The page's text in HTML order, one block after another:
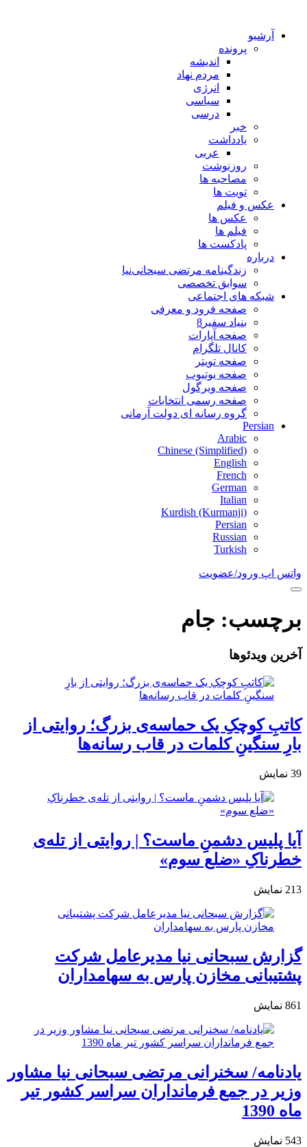
آرشیو
پرونده
اندیشه
مردم نهاد
انرژی
سیاسی
درسی
خبر
یادداشت
عربی
روزنوشت
مصاحبه ها
تویت ها
عکس و فیلم
عکس ها
فیلم ها
پادکست ها
درباره
زندگینامه مرتضی سبحانی‌نیا
سوابق تخصصی
شبکه های اجتماعی
صفحه فرود و معرفی
بنیاد سفیر8
صفحه آپارات
کانال تلگرام
صفحه تویتر
صفحه یوتیوب
صفحه ویرگول
صفحه رسمی انتخابات
گروه رسانه ای دولت آرمانی
Persian
Arabic
Chinese (Simplified)
English
French
German
Italian
Kurdish (Kurmanji)
Persian
Russian
Turkish
واتس اپ ورود/عضویت
برچسب: جام
آخرین ویدئوها
کاتبِ کوچکِ یک حماسه‌ی بزرگ؛ روایتی از
بارِ سنگینِ کلمات در قاب رسانه‌ها
39 نمایش
آیا پلیس دشمنِ ماست؟ | روایتی از تله‌ی
خطرناکِ «ضلع سوم»
213 نمایش
گزارش سبحانی نیا مدیرعامل شرکت
پشتیبانی مخازن پارس به سهامداران
861 نمایش
یادنامه/ سخنرانی مرتضی سبحانی نیا مشاور
وزیر در جمع فرمانداران سراسر کشور تیر
ماه 1390
543 نمایش